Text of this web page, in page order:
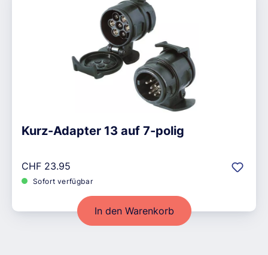
Kurz-Adapter 13 auf 7-polig
Regulärer Preis:
CHF 23.95
Sofort verfügbar
In den Warenkorb